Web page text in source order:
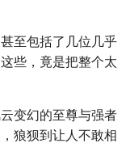
至包括了几位几乎
些，竟是把整个太
变幻的至尊与强者
狼狈到让人不敢相